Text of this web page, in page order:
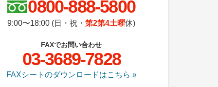
0800-888-5800
9:00〜18:00 (日・祝・第2第4土曜休)
FAXでお問い合わせ
03-3689-7828
FAXシートのダウンロードはこちら »